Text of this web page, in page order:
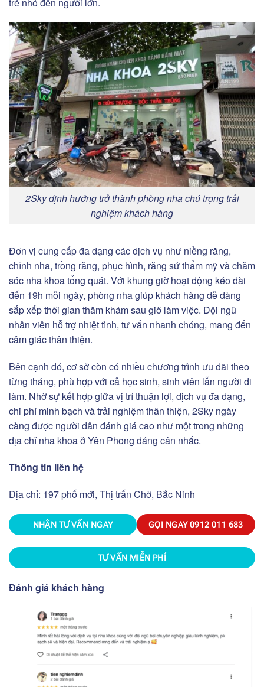
trẻ nhỏ đến người lớn.
2Sky định hướng trở thành phòng nha chú trọng trải
nghiệm khách hàng
Đơn vị cung cấp đa dạng các dịch vụ như niềng răng,
chỉnh nha, trồng răng, phục hình, răng sứ thẩm mỹ và chăm
sóc nha khoa tổng quát. Với khung giờ hoạt động kéo dài
đến 19h mỗi ngày, phòng nha giúp khách hàng dễ dàng
sắp xếp thời gian thăm khám sau giờ làm việc. Đội ngũ
nhân viên hỗ trợ nhiệt tình, tư vấn nhanh chóng, mang đến
cảm giác thân thiện.
Bên cạnh đó, cơ sở còn có nhiều chương trình ưu đãi theo
từng tháng, phù hợp với cả học sinh, sinh viên lẫn người đi
làm. Nhờ sự kết hợp giữa vị trí thuận lợi, dịch vụ đa dạng,
chi phí minh bạch và trải nghiệm thân thiện, 2Sky ngày
càng được người dân đánh giá cao như một trong những
địa chỉ nha khoa ở Yên Phong đáng cân nhắc.
Thông tin liên hệ
Địa chỉ: 197 phố mới, Thị trấn Chờ, Bắc Ninh
NHẬN TƯ VẤN NGAY GỌI NGAY0912 011 683
TƯ VẤN MIỄN PHÍ
Đánh giá khách hàng